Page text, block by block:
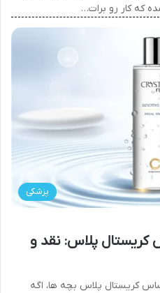
که کار رو برات…
پزشکی
پلاس: نقد و
کریستال پلاس بچه ها، اگه